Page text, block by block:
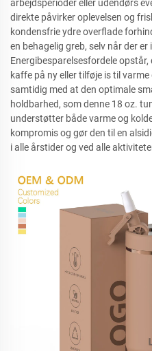
arbejdsperioder eller udendørs
direkte påvirker oplevelsen og
kondensfrie ydre overflade
en behagelig greb, selv når der er
Energibesparelsesfordele
kaffe på ny eller tilføje is til
samtidig med at den optimale
holdbarhed, som denne 18 oz.
understøtter både varme og
kompromis og gør den til en
i alle årstider og ved alle